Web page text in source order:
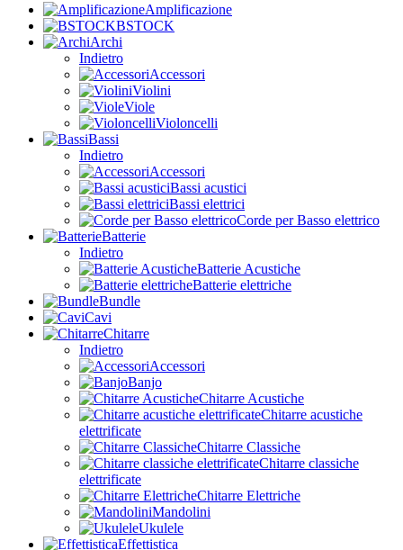
Amplificazione
BSTOCK
Archi
Indietro
Accessori
Violini
Viole
Violoncelli
Bassi
Indietro
Accessori
Bassi acustici
Bassi elettrici
Corde per Basso elettrico
Batterie
Indietro
Batterie Acustiche
Batterie elettriche
Bundle
Cavi
Chitarre
Indietro
Accessori
Banjo
Chitarre Acustiche
Chitarre acustiche
elettrificate
Chitarre Classiche
Chitarre classiche
elettrificate
Chitarre Elettriche
Mandolini
Ukulele
Effettistica